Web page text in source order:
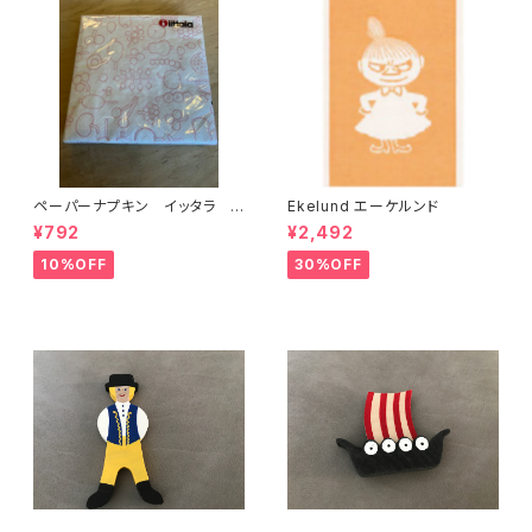
ペーパーナプキン イッタラ フ
ルツタピンク
¥792
10%OFF
Ekelund エーケルンド
¥2,492
30%OFF